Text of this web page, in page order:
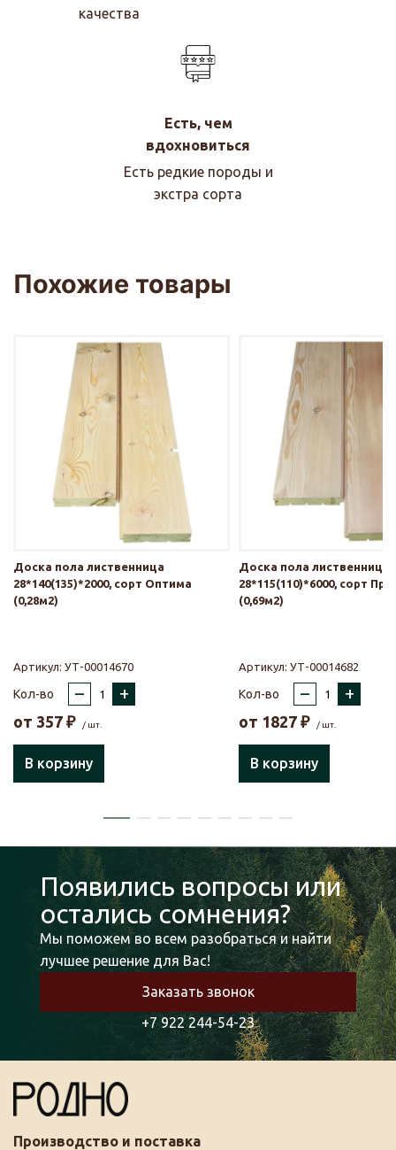
качества
Есть, чем
вдохновиться
Есть редкие породы и
экстра сорта
Похожие товары
Доска пола лиственница
28*140(135)*2000, сорт Оптима
(0,28м2)
Артикул: УТ-00014670
Кол-во – +
от 357 ₽ / шт.
В корзину
Доска пола лиственница
28*115(110)*6000, сорт
(0,69м2)
Артикул: УТ-00014682
Кол-во – +
от 1827 ₽ / шт.
В корзину
Появились вопросы или
остались сомнения?
Мы поможем во всем разобраться и найти
лучшее решение для Вас!
Заказать звонок
+7 922 244-54-23
Производство и поставка